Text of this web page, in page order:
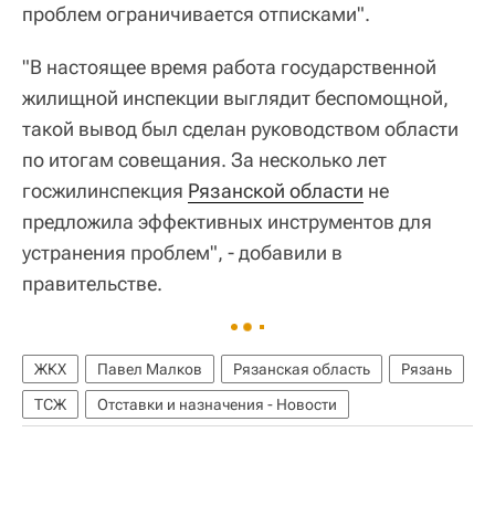
проблем ограничивается отписками".
"В настоящее время работа государственной
жилищной инспекции выглядит беспомощной,
такой вывод был сделан руководством области
по итогам совещания. За несколько лет
госжилинспекция Рязанской области не
предложила эффективных инструментов для
устранения проблем", - добавили в
правительстве.
ЖКХ Павел Малков Рязанская область
Рязань
ТСЖ
Отставки и назначения - Новости